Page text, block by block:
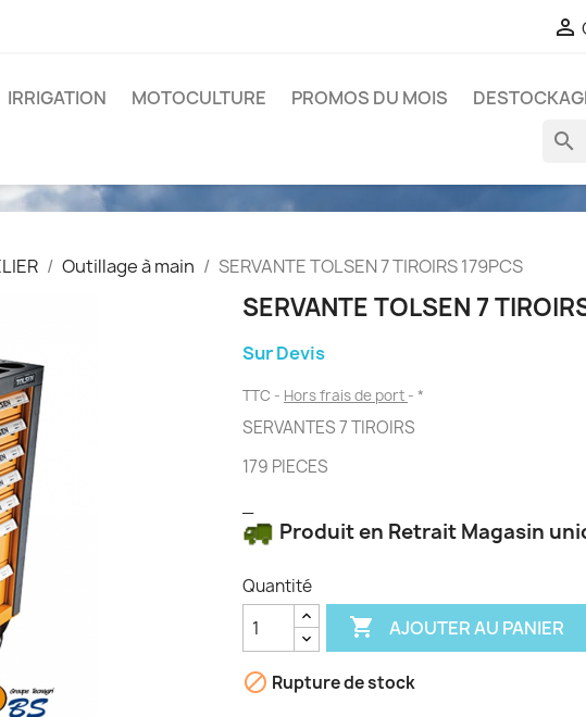

IRRIGATION MOTOCULTURE PROMOS DU MOIS
search
Outillage à main SERVANTE TOLSEN 7 TIROIRS 179PCS
SERVANTE TOLSEN 7
Sur Devis
TTC Hors frais de port *
SERVANTES 7 TIROIRS
179 PIECES
Produit en Retrait Magasin
Quantité
 AJOUTER AU PANIER
 Rupture de stock